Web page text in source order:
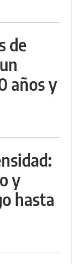
de
años y
y
hasta